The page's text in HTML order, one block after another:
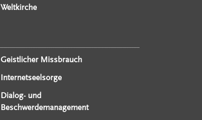
Weltkirche
Geistlicher Missbrauch
Internetseelsorge
Dialog- und
Beschwerdemanagement